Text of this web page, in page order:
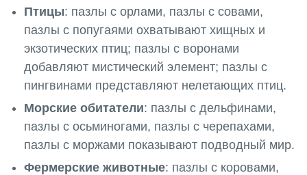
Птицы: пазлы с орлами, пазлы с совами,
пазлы с попугаями охватывают хищных и
экзотических птиц; пазлы с воронами
добавляют мистический элемент; пазлы с
пингвинами представляют нелетающих птиц.
Морские обитатели: пазлы с дельфинами,
пазлы с осьминогами, пазлы с черепахами,
пазлы с моржами показывают подводный мир.
Фермерские животные: пазлы с коровами,